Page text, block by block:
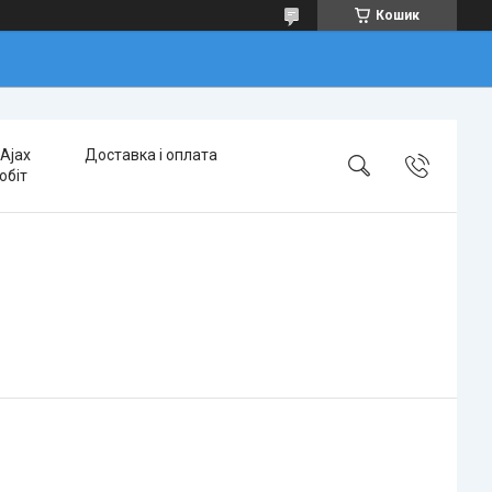
Кошик
Доставка і оплата